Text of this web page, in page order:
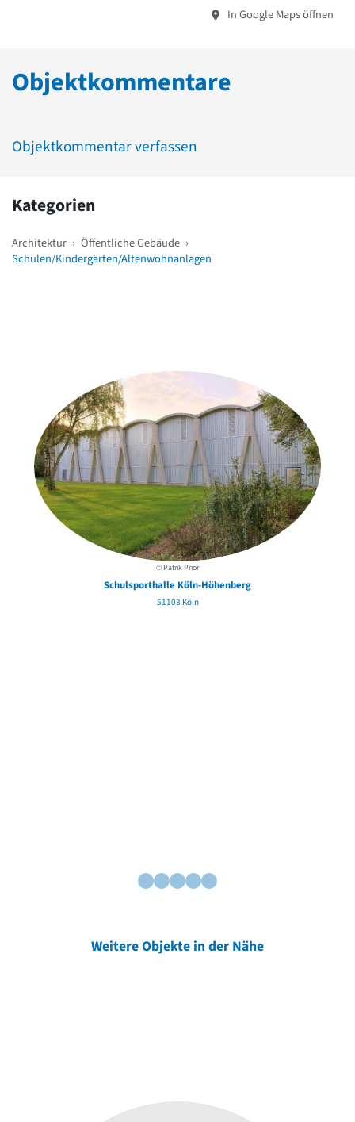
In Google Maps öffnen
Objektkommentare
Objektkommentar verfassen
Kategorien
Architektur › Öffentliche Gebäude ›
Schulen/Kindergärten/Altenwohnanlagen
© Patrik Prior
Schulsporthalle Köln-Höhenberg
51103 Köln
Weitere Objekte in der Nähe